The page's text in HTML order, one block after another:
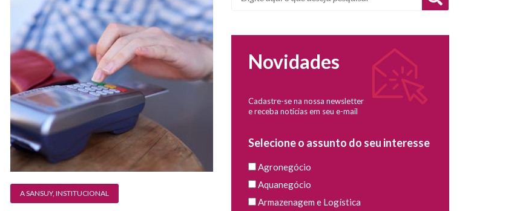
A SANSUY, INSTITUCIONAL
Novidades
Cadastre-se na nossa newsletter
e receba notícias em seu e-mail
Selecione o assunto do seu interesse
Agronegócio
Aquanegócio
Armazenagem e Logística